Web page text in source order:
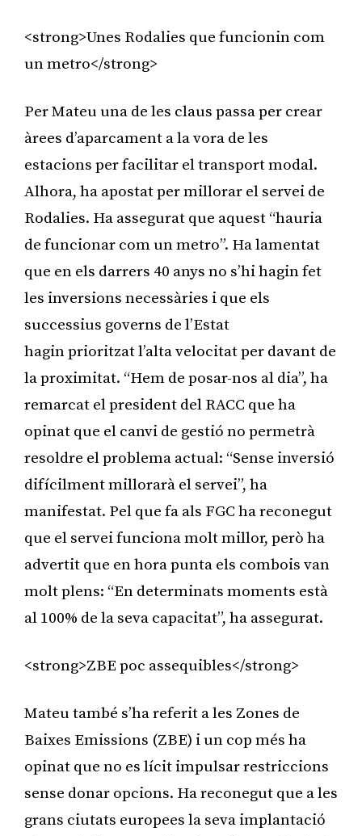
<strong>Unes Rodalies que funcionin com
un metro</strong>
Per Mateu una de les claus passa per crear
àrees d’aparcament a la vora de les
estacions per facilitar el transport modal.
Alhora, ha apostat per millorar el servei de
Rodalies. Ha assegurat que aquest “hauria
de funcionar com un metro”. Ha lamentat
que en els darrers 40 anys no s’hi hagin fet
les inversions necessàries i que els
successius governs de l’Estat
hagin prioritzat l’alta velocitat per davant de
la proximitat. “Hem de posar-nos al dia”, ha
remarcat el president del RACC que ha
opinat que el canvi de gestió no permetrà
resoldre el problema actual: “Sense inversió
difícilment millorarà el servei”, ha
manifestat. Pel que fa als FGC ha reconegut
que el servei funciona molt millor, però ha
advertit que en hora punta els combois van
molt plens: “En determinats moments està
al 100% de la seva capacitat”, ha assegurat.
<strong>ZBE poc assequibles</strong>
Mateu també s’ha referit a les Zones de
Baixes Emissions (ZBE) i un cop més ha
opinat que no es lícit impulsar restriccions
sense donar opcions. Ha reconegut que a les
grans ciutats europees la seva implantació